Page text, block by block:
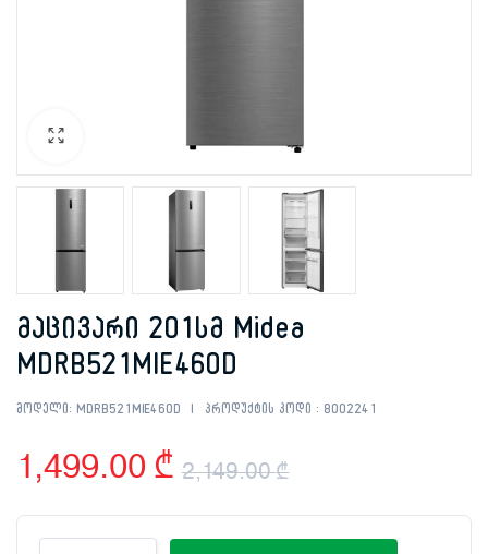
მაცივარი 201სმ Midea
MDRB521MIE46OD
მოდელი: MDRB521MIE46OD პროდუქტის კოდი : 8002241
2,149.00₾
Original
1,499.00 ₾
Current